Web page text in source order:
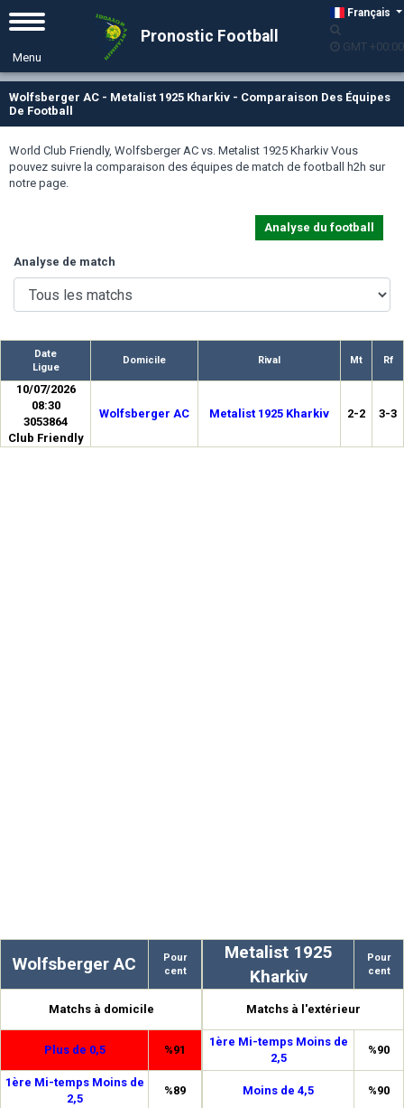
Français
GMT +00:00
Pronostic Football
Wolfsberger AC - Metalist 1925 Kharkiv - Comparaison Des Équipes
De Football
World Club Friendly, Wolfsberger AC vs. Metalist 1925 Kharkiv Vous
pouvez suivre la comparaison des équipes de match de football h2h sur
notre page.
Analyse du football
Analyse de match
Date
Ligue
Domicile Rival Mt Rf
10/07/2026
08:30
3053864
Club Friendly
Wolfsberger AC Metalist 1925 Kharkiv 2-2 3-3
Wolfsberger AC
Pour
cent
Matchs à domicile
Plus de 0,5 %91
1ère Mi-temps Moins de
2,5
%89
Metalist 1925
Kharkiv
Pour
cent
Matchs à l'extérieur
1ère Mi-temps Moins de
2,5
%90
Moins de 4,5 %90